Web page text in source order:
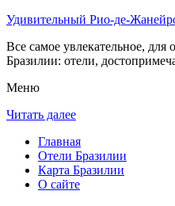
Удивительный Рио-де-
Все самое увлекательное,
Бразилии: отели,
Меню
Читать далее
Главная
Отели Бразилии
Карта Бразилии
О сайте